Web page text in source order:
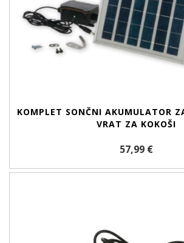
KOMPLET SONČNI AKUMULATOR
VRAT ZA KOKOŠI
57,99 €